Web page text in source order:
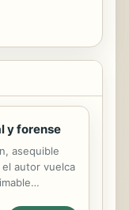
y forense
asequible
autor vuelca